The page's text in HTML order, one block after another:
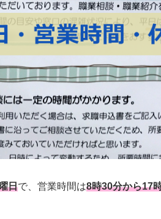
日で、営業時間は8時30分から17